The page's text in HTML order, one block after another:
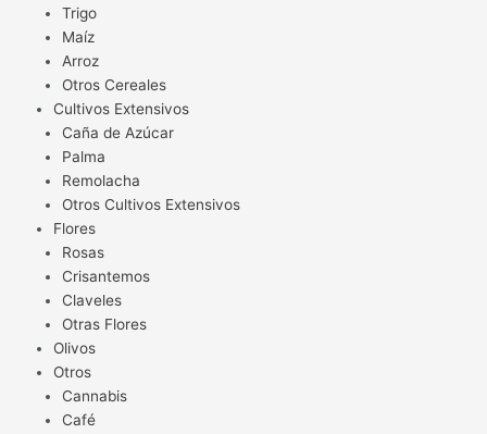
Trigo
Maíz
Arroz
Otros Cereales
Cultivos Extensivos
Caña de Azúcar
Palma
Remolacha
Otros Cultivos Extensivos
Flores
Rosas
Crisantemos
Claveles
Otras Flores
Olivos
Otros
Cannabis
Café